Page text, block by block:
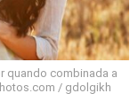
quando combinada a
/ gdolgikh